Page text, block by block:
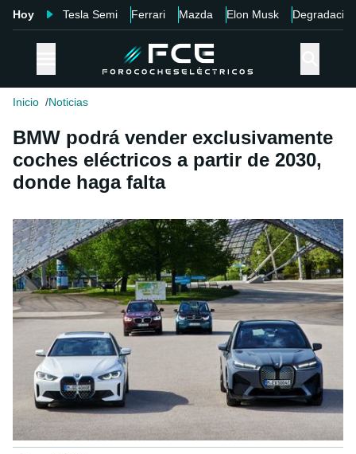
Hoy Tesla Semi Ferrari Mazda Elon Musk Degradación
Inicio Noticias
BMW podrá vender exclusivamente
coches eléctricos a partir de 2030,
donde haga falta